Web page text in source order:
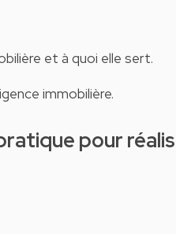
et à quoi elle sert.
immobilière.